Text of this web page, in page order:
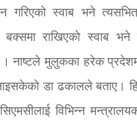
गरिएको स्वाब भने
राखिएको स्वाब भने
। नाष्टले मुलुकका हरेक
डा ढकालले बताए।
विभिन्न